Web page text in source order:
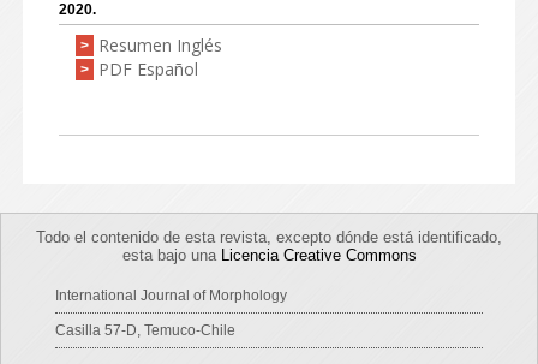
2020.
> Resumen Inglés
> PDF Español
Todo el contenido de esta revista, excepto dónde está identificado,
esta bajo una Licencia Creative Commons
International Journal of Morphology
Casilla 57-D, Temuco-Chile